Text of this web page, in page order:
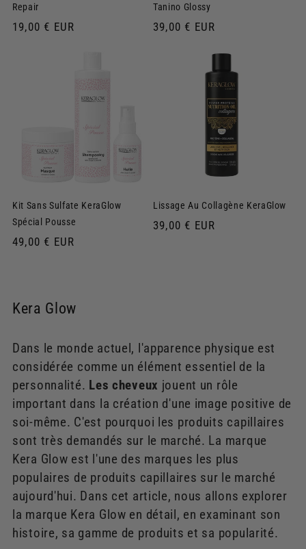
Repair
Prix
19,00 € EUR
Tanino Glossy
Prix
39,00 € EUR
Kit Sans Sulfate KeraGlow
Spécial Pousse
Prix
49,00 € EUR
Lissage Au Collagène KeraGlow
Prix
39,00 € EUR
Kera Glow
Dans le monde actuel, l'apparence physique est
considérée comme un élément essentiel de la
personnalité. Les cheveux jouent un rôle
important dans la création d'une image positive de
soi-même. C'est pourquoi les produits capillaires
sont très demandés sur le marché. La marque
Kera Glow est l'une des marques les plus
populaires de produits capillaires sur le marché
aujourd'hui. Dans cet article, nous allons explorer
la marque Kera Glow en détail, en examinant son
histoire, sa gamme de produits et sa popularité.